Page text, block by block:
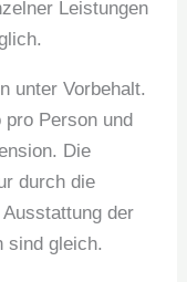
Leistungen
unter Vorbehalt.
Person und
Die
durch die
der
sind gleich.